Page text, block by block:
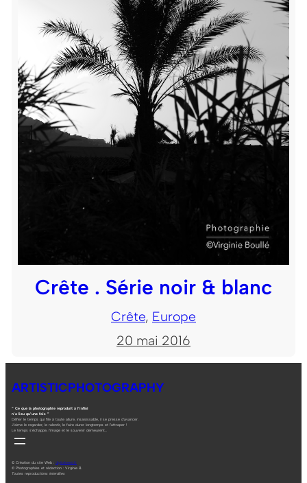
Crête . Série noir & blanc
Crête, Europe
20 mai 2016
ARTISTICPHOTOGRAPHY
“ Ce que la photographie reproduit à l’infini
n’a lieu qu’une fois ”
Défier le temps qui file à toute allure, insaisissable, il se presse d’avancer.
J’aime le regarder, le ralentir, le faire durer longtemps et l’attraper !
Le temps s’échappe, l’image et le souvenir demeurent…
© Création du site Web : digitalneed.fr
© Photographies et rédaction : Virginie B.
Toutes reproductions interdites